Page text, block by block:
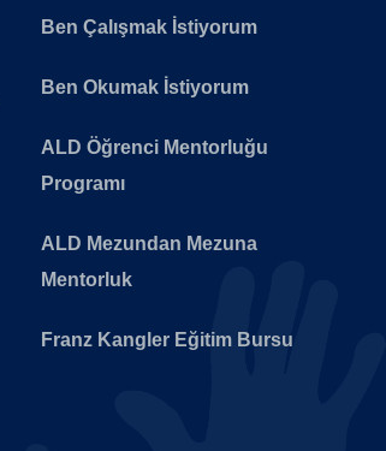
Ben Çalışmak İstiyorum
Ben Okumak İstiyorum
ALD Öğrenci Mentorluğu
Programı
ALD Mezundan Mezuna
Mentorluk
Franz Kangler Eğitim Bursu